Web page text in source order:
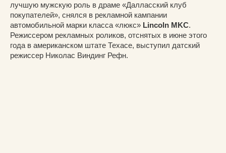
лучшую мужскую роль в драме «Далласский клуб
покупателей», снялся в рекламной кампании
автомобильной марки класса «люкс» Lincoln MKC.
Режиссером рекламных роликов, отснятых в июне этого
года в американском штате Техасе, выступил датский
режиссер Николас Виндинг Рефн.